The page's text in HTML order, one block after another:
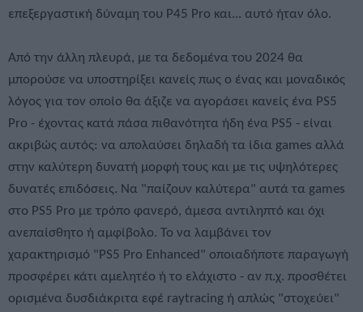
επεξεργαστική δύναμη του P45 Pro και... αυτό ήταν όλο.
Από την άλλη πλευρά, με τα δεδομένα του 2024 θα
μπορούσε να υποστηρίξει κανείς πως ο ένας και μοναδικός
λόγος για τον οποίο θα άξιζε να αγοράσει κανείς ένα PS5
Pro - έχοντας κατά πάσα πιθανότητα ήδη ένα PS5 - είναι
ακριβώς αυτός: να απολαύσει δηλαδή τα ίδια games αλλά
στην καλύτερη δυνατή μορφή τους και με τις υψηλότερες
δυνατές επιδόσεις. Να "παίζουν καλύτερα" αυτά τα games
στο PS5 Pro με τρόπο φανερό, άμεσα αντιληπτό και όχι
ανεπαίσθητο ή αμφίβολο. Το να λαμβάνει τον
χαρακτηρισμό "PS5 Pro Enhanced" οποιαδήποτε παραγωγή
προσφέρει κάτι αμελητέο ή το ελάχιστο - αν π.χ. προσθέτει
ορισμένα δυσδιάκριτα εφέ raytracing ή απλώς "στοχεύει"